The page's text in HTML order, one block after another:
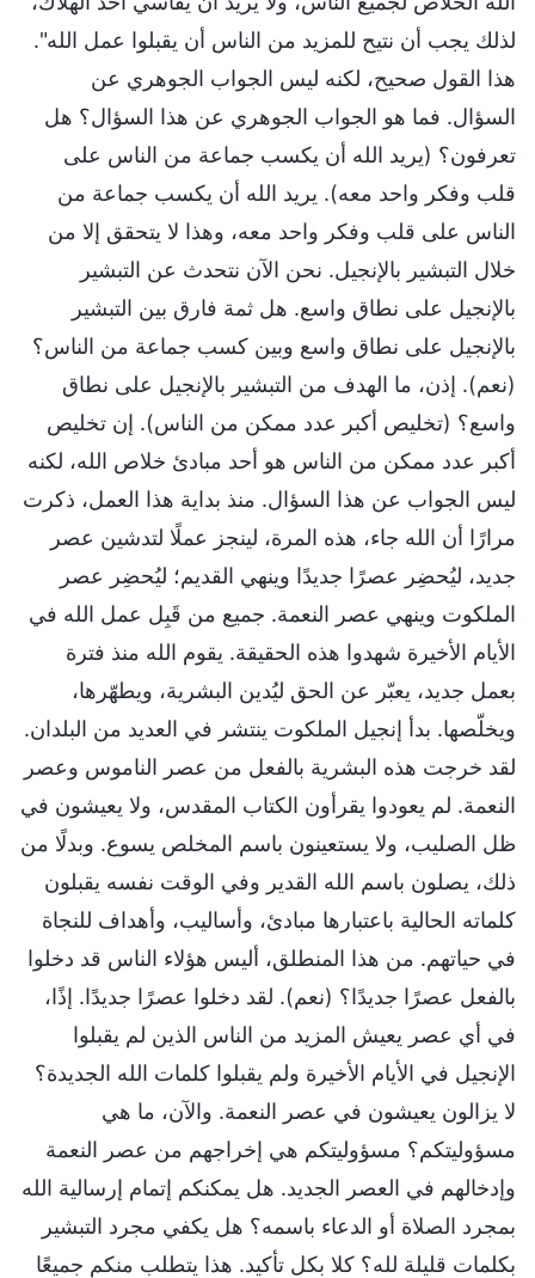
لذلك يجب أن نتيح للمزيد من الناس أن يقبلوا عمل الله".
هذا القول صحيح، لكنه ليس الجواب الجوهري عن
السؤال. فما هو الجواب الجوهري عن هذا السؤال؟ هل
تعرفون؟ (يريد الله أن يكسب جماعة من الناس على
قلب وفكر واحد معه). يريد الله أن يكسب جماعة من
الناس على قلب وفكر واحد معه، وهذا لا يتحقق إلا من
خلال التبشير بالإنجيل. نحن الآن نتحدث عن التبشير
بالإنجيل على نطاق واسع. هل ثمة فارق بين التبشير
بالإنجيل على نطاق واسع وبين كسب جماعة من الناس؟
(نعم). إذن، ما الهدف من التبشير بالإنجيل على نطاق
واسع؟ (تخليص أكبر عدد ممكن من الناس). إن تخليص
أكبر عدد ممكن من الناس هو أحد مبادئ خلاص الله، لكنه
ليس الجواب عن هذا السؤال. منذ بداية هذا العمل، ذكرت
مرارًا أن الله جاء، هذه المرة، لينجز عملًا لتدشين عصر
جديد، ليُحضِر عصرًا جديدًا وينهي القديم؛ ليُحضِر عصر
الملكوت وينهي عصر النعمة. جميع من قَبِل عمل الله في
الأيام الأخيرة شهدوا هذه الحقيقة. يقوم الله منذ فترة
بعمل جديد، يعبّر عن الحق ليُدين البشرية، ويطهّرها،
ويخلّصها. بدأ إنجيل الملكوت ينتشر في العديد من البلدان.
لقد خرجت هذه البشرية بالفعل من عصر الناموس وعصر
النعمة. لم يعودوا يقرأون الكتاب المقدس، ولا يعيشون في
ظل الصليب، ولا يستعينون باسم المخلص يسوع. وبدلًا من
ذلك، يصلون باسم الله القدير وفي الوقت نفسه يقبلون
كلماته الحالية باعتبارها مبادئ، وأساليب، وأهداف للنجاة
في حياتهم. من هذا المنطلق، أليس هؤلاء الناس قد دخلوا
بالفعل عصرًا جديدًا؟ (نعم). لقد دخلوا عصرًا جديدًا. إذًا،
في أي عصر يعيش المزيد من الناس الذين لم يقبلوا
الإنجيل في الأيام الأخيرة ولم يقبلوا كلمات الله الجديدة؟
لا يزالون يعيشون في عصر النعمة. والآن، ما هي
مسؤوليتكم؟ مسؤوليتكم هي إخراجهم من عصر النعمة
وإدخالهم في العصر الجديد. هل يمكنكم إتمام إرسالية الله
بمجرد الصلاة أو الدعاء باسمه؟ هل يكفي مجرد التبشير
بكلمات قليلة لله؟ كلا بكل تأكيد. هذا يتطلب منكم جميعًا